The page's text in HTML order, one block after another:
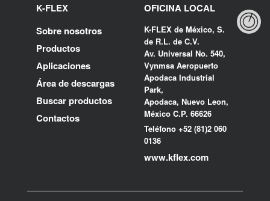
K-FLEX
Sobre nosotros
Productos
Aplicaciones
Área de descargas
Buscar productos
Contactos
OFICINA LOCAL
K-FLEX de México, S.
de R.L. de C.V.
Av. Universal No. 540,
Vynmsa Aeropuerto
Apodaca Industrial
Park,
Apodaca, Nuevo Leon,
México C.P. 66626
Teléfono +52 (81)2 060
0136
www.kflex.com